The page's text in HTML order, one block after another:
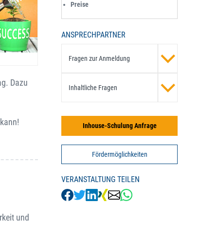
Dazu
und
Preise
ANSPRECHPARTNER
Fragen zur Anmeldung
Inhaltliche Fragen
Inhouse-Schulung Anfrage
Fördermöglichkeiten
VERANSTALTUNG TEILEN